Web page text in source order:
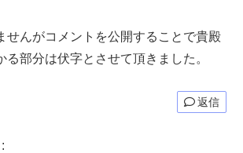
せんがコメントを公開することで貴殿
る部分は伏字とさせて頂きました。
返信